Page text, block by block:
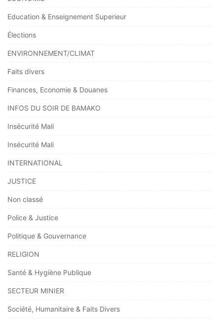
Education & Enseignement Superieur
Élections
ENVIRONNEMENT/CLIMAT
Faits divers
Finances, Economie & Douanes
INFOS DU SOIR DE BAMAKO
Insécurité Mali
Insécurité Mali
INTERNATIONAL
JUSTICE
Non classé
Police & Justice
Politique & Gouvernance
RELIGION
Santé & Hygiène Publique
SECTEUR MINIER
Société, Humanitaire & Faits Divers